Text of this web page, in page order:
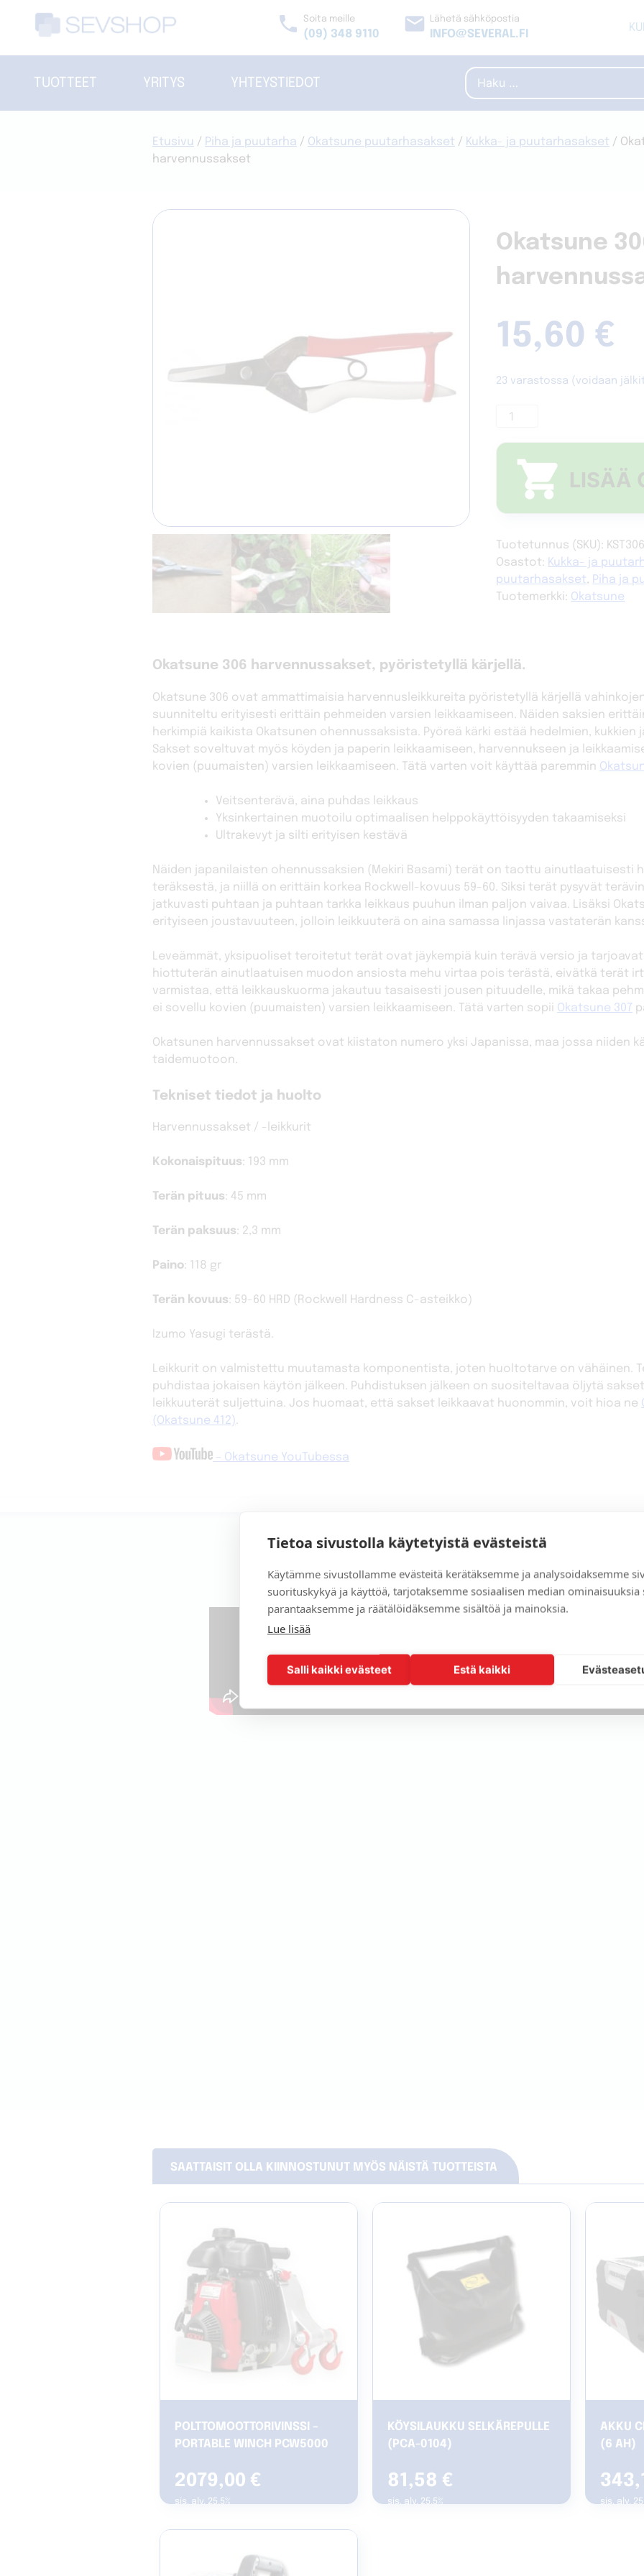
Tietoa sivustolla käytetyistä evästeistä
Käytämme sivustollamme evästeitä kerätäksemme ja analysoidaksemme
suorituskykyä ja käyttöä, tarjotaksemme sosiaalisen median ominaisuuksia
parantaaksemme ja räätälöidäksemme sisältöä ja mainoksia.
Lue lisää
Salli kaikki evästeet Estä kaikki
phone Soita meille
(09) 348 9110 email Lähetä sähköpostia
INFO@SEVERAL.FI
TUOTTEET YRITYS YHTEYSTIEDOT Haku:
Etusivu / Piha ja puutarha / Okatsune puutarhasakset / Kukka- ja puutarhasakset /
harvennussakset
Okatsune
15,60 €
23 varastossa (voidaan
Okatsune
puutarhan
harvennussakset
määrä
LISÄÄ
Tuotetunnus (SKU): KST306
Osastot: Kukka- ja
puutarhasakset, Piha ja
Tuotemerkki: Okatsune
Okatsune 306 harvennussakset, pyöristetyllä kärjellä.
Okatsune 306 ovat ammattimaisia harvennusleikkureita pyöristetyllä kärjellä
suunniteltu erityisesti erittäin pehmeiden varsien leikkaamiseen. Näiden saksien
herkimpiä kaikista Okatsunen ohennussaksista. Pyöreä kärki estää hedelmien, kukkien
Sakset soveltuvat myös köyden ja paperin leikkaamiseen, harvennukseen ja
kovien (puumaisten) varsien leikkaamiseen. Tätä varten voit käyttää paremmin
Veitsenterävä, aina puhdas leikkaus
Yksinkertainen muotoilu optimaalisen helppokäyttöisyyden takaamiseksi
Ultrakevyt ja silti erityisen kestävä
Näiden japanilaisten ohennussaksien (Mekiri Basami) terät on taottu ainutlaatuisesti
teräksestä, ja niillä on erittäin korkea Rockwell-kovuus 59-60. Siksi terät pysyvät
jatkuvasti puhtaan ja puhtaan tarkka leikkaus puuhun ilman paljon vaivaa. Lisäksi
erityiseen joustavuuteen, jolloin leikkuuterä on aina samassa linjassa vastaterän
Leveämmät, yksipuoliset teroitetut terät ovat jäykempiä kuin terävä versio ja tarjoavat
hiottuterän ainutlaatuisen muodon ansiosta mehu virtaa pois terästä, eivätkä terät
varmistaa, että leikkauskuorma jakautuu tasaisesti jousen pituudelle, mikä takaa
ei sovellu kovien (puumaisten) varsien leikkaamiseen. Tätä varten sopii Okatsune 307
Okatsunen harvennussakset ovat kiistaton numero yksi Japanissa, maa jossa niiden
taidemuotoon.
Tekniset tiedot ja huolto
Harvennussakset / -leikkurit
Kokonaispituus: 193 mm
Terän pituus: 45 mm
Terän paksuus: 2,3 mm
Paino: 118 gr
Terän kovuus: 59-60 HRD (Rockwell Hardness C-asteikko)
Izumo Yasugi terästä.
Leikkurit on valmistettu muutamasta komponentista, joten huoltotarve on vähäinen.
puhdistaa jokaisen käytön jälkeen. Puhdistuksen jälkeen on suositeltavaa öljytä
leikkuuterät suljettuina. Jos huomaat, että sakset leikkaavat huonommin, voit hioa ne
(Okatsune 412).
– Okatsune YouTubessa
Videosisältö on estetty evästeasetustesi vuoksi. Hyväksy evästeet
SAATTAISIT OLLA KIINNOSTUNUT MYÖS NÄISTÄ TUOTTEISTA
POLTTOMOOTTORIVINSSI –
PORTABLE WINCH PCW5000
2079,00 €
sis. alv. 25.5%
KÖYSILAUKKU SELKÄREPULLE
(PCA-0104)
81,58 €
sis. alv. 25.5%
AKKU
(6 AH)
sis. alv.